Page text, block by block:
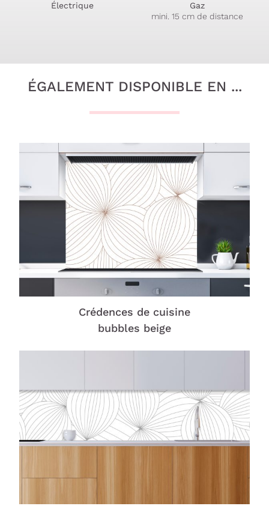
Électrique
Gaz
mini. 15 cm de distance
ÉGALEMENT DISPONIBLE EN ...
Crédences de cuisine
bubbles beige